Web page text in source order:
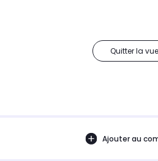
Quitter la
Ajouter au